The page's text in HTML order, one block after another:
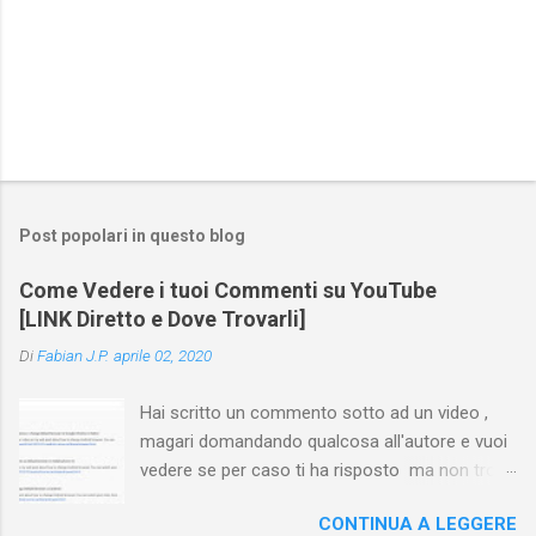
Post popolari in questo blog
Come Vedere i tuoi Commenti su YouTube
[LINK Diretto e Dove Trovarli]
DiFabian J.P. aprile 02, 2020
Hai scritto un commento sotto ad un video ,
magari domandando qualcosa all'autore e vuoi
vedere se per caso ti ha risposto ma non trovi
nessuna voce del tipo " cronologia commenti
CONTINUA A LEGGERE